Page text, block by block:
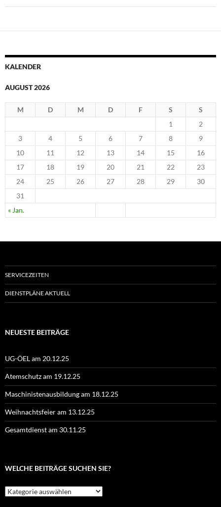
KALENDER
AUGUST 2026
M D M D F S S
« Jan.
1
2
3
4 5 6 7 8
9
10
11 12 13 14 15
16
17
18 19 20 21 22
23
24
25 26 27 28 29
30
31
SERVICEZEITEN
DIENSTPLÄNE AKTUELL
NEUESTE BEITRÄGE
UG-ÖEL am 20.12.25
Atemschutz am 19.12.25
Maschinistenausbildung am 18.12.25
Weihnachtsfeier am 13.12.25
Gesamtdienst am 30.11.25
WELCHE BEITRÄGE SUCHEN SIE?
Welche
Beiträge